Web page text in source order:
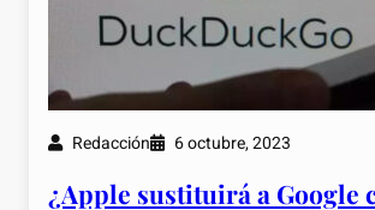
Redacción 6 octubre, 2023
¿Apple sustituirá a Google